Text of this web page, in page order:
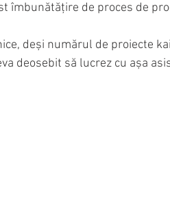
îmbunătățire de proces de
deși numărul de proiecte
deosebit să lucrez cu așa